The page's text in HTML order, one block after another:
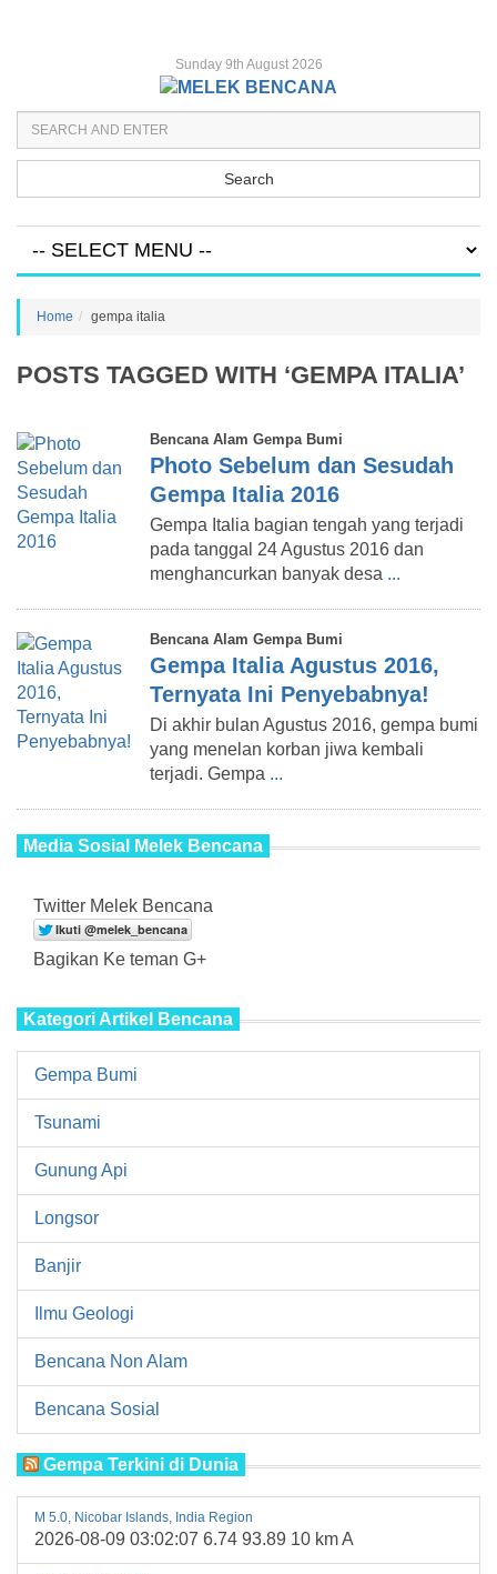
Sunday 9th August 2026
Search
Home gempa italia
POSTS TAGGED WITH ‘GEMPA ITALIA’
Bencana Alam Gempa Bumi
Photo Sebelum dan Sesudah
Gempa Italia 2016
Gempa Italia bagian tengah yang terjadi
pada tanggal 24 Agustus 2016 dan
menghancurkan banyak desa ...
Bencana Alam Gempa Bumi
Gempa Italia Agustus 2016,
Ternyata Ini Penyebabnya!
Di akhir bulan Agustus 2016, gempa bumi
yang menelan korban jiwa kembali
terjadi. Gempa ...
Media Sosial Melek Bencana
Twitter Melek Bencana
Bagikan Ke teman G+
Kategori Artikel Bencana
Gempa Bumi
Tsunami
Gunung Api
Longsor
Banjir
Ilmu Geologi
Bencana Non Alam
Bencana Sosial
Gempa Terkini di Dunia
M 5.0, Nicobar Islands, India Region
2026-08-09 03:02:07 6.74 93.89 10 km A